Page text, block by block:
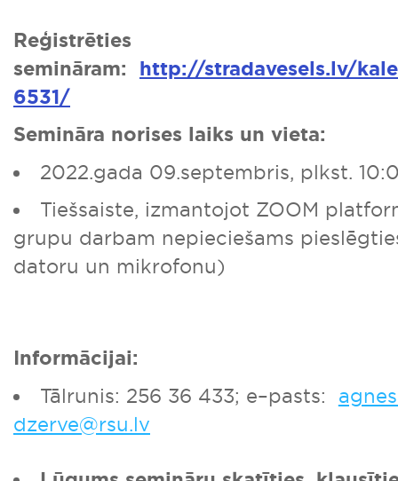
Reģistrēties
semināram: http://stradavesels.lv/
6531/
Semināra norises laiks un vieta:
2022.gada 09.septembris, plkst.
Tiešsaiste, izmantojot ZOOM
grupu darbam nepieciešams
datoru un mikrofonu)
Informācijai:
Tālrunis: 256 36 433; e–pasts:
dzerve@rsu.lv